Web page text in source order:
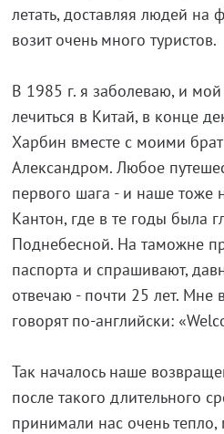
летать, доставляя людей на
возит очень много туристов.
В 1985 г. я заболеваю, и
лечиться в Китай, в конце
Харбин вместе с моими
Александром. Любое
первого шага - и наше тоже
Кантон, где в те годы была
Поднебесной. На таможне
паспорта и спрашивают,
отвечаю - почти 25 лет. Мне
говорят по-английски:
Так началось наше
после такого длительного
принимали нас очень тепло,